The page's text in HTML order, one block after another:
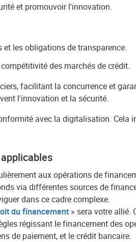
et promouvoir l'innovation.
les obligations de transparence.
des marchés de crédit.
facilitant la concurrence et
l'innovation et la sécurité.
avec la digitalisation. Cela
aux opérations de
via différentes sources de
dans ce cadre complexe.
du financement » sera votre allié.
régissant le financement des
de paiement, et le crédit bancaire.